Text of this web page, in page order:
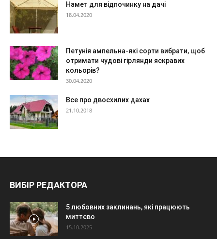
Намет для відпочинку на дачі
18.04.2020
Петунія ампельна-які сорти вибрати, щоб
отримати чудові гірлянди яскравих
кольорів?
30.04.2020
Все про двосхилих дахах
21.10.2018
ВИБІР РЕДАКТОРА
5 любовних заклинань, які працюють
миттєво
15.10.2025